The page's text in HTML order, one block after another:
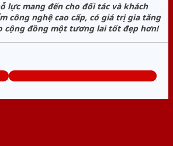
lực mang đến cho đối tác và khách
công nghệ cao cấp, có giá trị gia tăng
cộng đồng một tương lai tốt đẹp hơn!
Tổng đài tư vấn miễn phí: 0824.400.400